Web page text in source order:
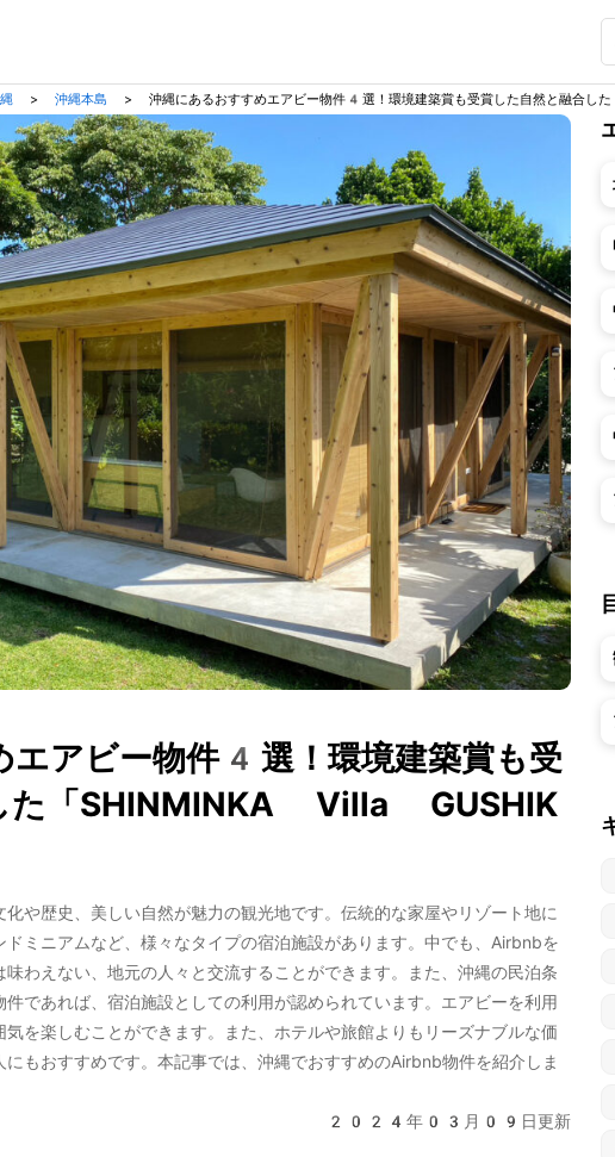
> 沖縄本島 > 沖縄にあるおすすめエアビー物件4選！環境建築賞も受賞した自然と融合
エアビー物件4選！環境建築賞も受
た「SHINMINKA Villa GUSHIK
や歴史、美しい自然が魅力の観光地です。伝統的な家屋やリゾート地に
ミニアムなど、様々なタイプの宿泊施設があります。中でも、Airbnbを
わえない、地元の人々と交流することができます。また、沖縄の民泊条
であれば、宿泊施設としての利用が認められています。エアビーを利用
を楽しむことができます。また、ホテルや旅館よりもリーズナブルな価
もおすすめです。本記事では、沖縄でおすすめのAirbnb物件を紹介しま
2024年03月09日更新